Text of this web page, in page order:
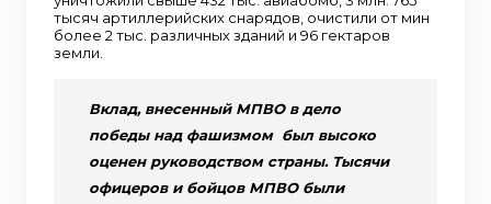
тысяч артиллерийских снарядов, очистили от мин
более 2 тыс. различных зданий и 96 гектаров
земли.
Вклад, внесенный МПВО в дело
победы над фашизмом был высоко
оценен руководством страны. Тысячи
офицеров и бойцов МПВО были